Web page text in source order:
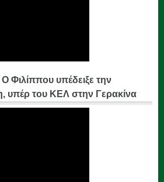
υπέδειξε την
υπέρ του ΚΕΛ στην Γερακίνα